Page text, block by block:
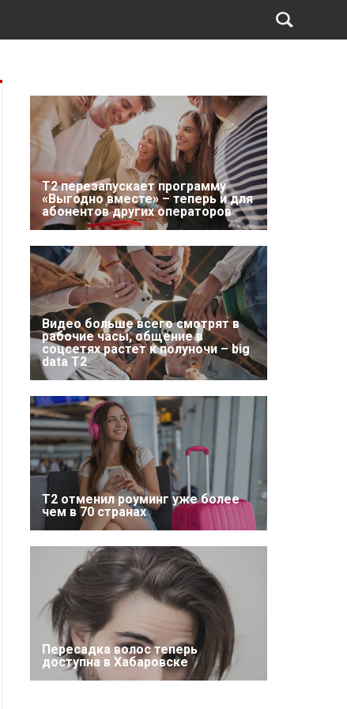
Т2 перезапускает программу
«Выгодно вместе» – теперь и для
абонентов других операторов
Видео больше всего смотрят в
рабочие часы, общение в
соцсетях растет к полуночи – big
data T2
Т2 отменил роуминг уже более
чем в 70 странах
Пересадка волос теперь
доступна в Хабаровске